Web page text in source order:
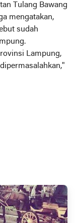
Tulang Bawang
mengatakan,
sudah
Lampung,